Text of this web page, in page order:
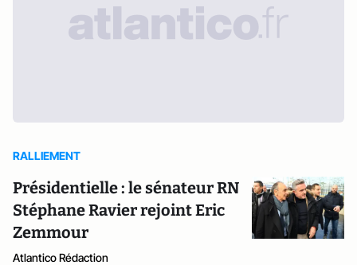
RALLIEMENT
Présidentielle : le sénateur RN
Stéphane Ravier rejoint Eric
Zemmour
Atlantico Rédaction